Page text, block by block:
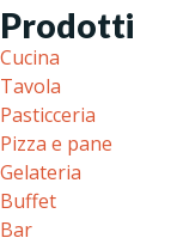
Prodotti
Cucina
Tavola
Pasticceria
Pizza e pane
Gelateria
Buffet
Bar